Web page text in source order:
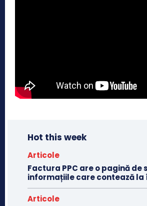
Hot this week
Articole
Factura PPC are o pagină
informațiile care contează
Articole